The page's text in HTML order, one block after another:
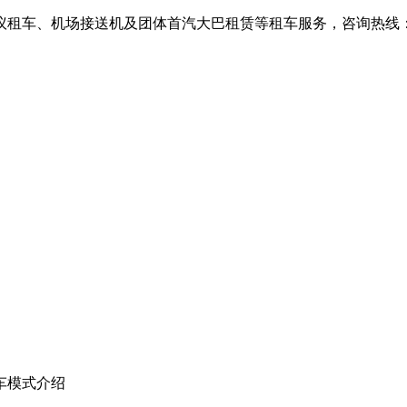
车、机场接送机及团体首汽大巴租赁等租车服务，咨询热线
模式介绍